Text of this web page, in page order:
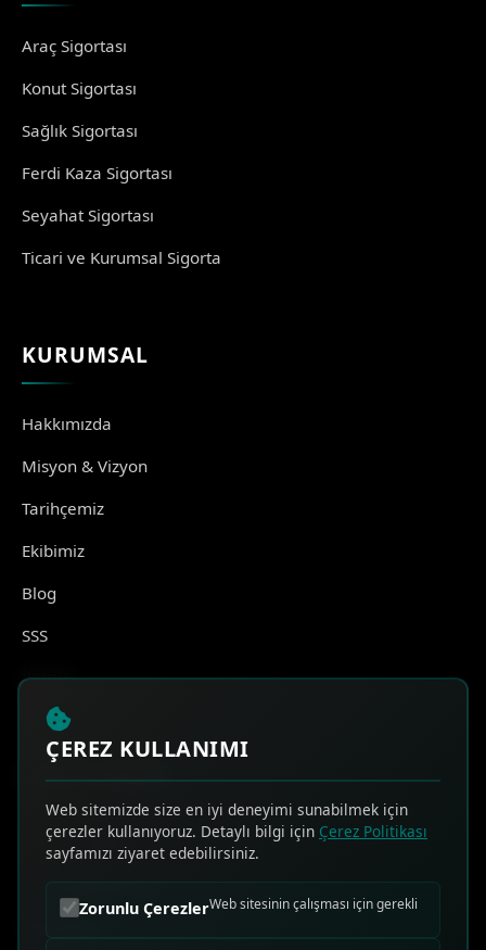
Araç Sigortası
Konut Sigortası
Sağlık Sigortası
Ferdi Kaza Sigortası
Seyahat Sigortası
Ticari ve Kurumsal Sigorta
KURUMSAL
Hakkımızda
Misyon & Vizyon
Tarihçemiz
Ekibimiz
Blog
SSS
İletişim
HIZLI ERİŞİM
Online Teklif Al
Sık Sorulan Sorular
ÇEREZ KULLANIMI
Web sitemizde size en iyi deneyimi sunabilmek için
çerezler kullanıyoruz. Detaylı bilgi için Çerez Politikası
sayfamızı ziyaret edebilirsiniz.
Zorunlu ÇerezlerWeb sitesinin çalışması için gerekli